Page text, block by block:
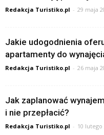
Redakcja Turistiko.pl - 29 maja
Jakie udogodnienia
apartamenty do
Redakcja Turistiko.pl - 26 maja
Jak zaplanować
i nie przepłacić?
Redakcja Turistiko.pl - 10 lutego